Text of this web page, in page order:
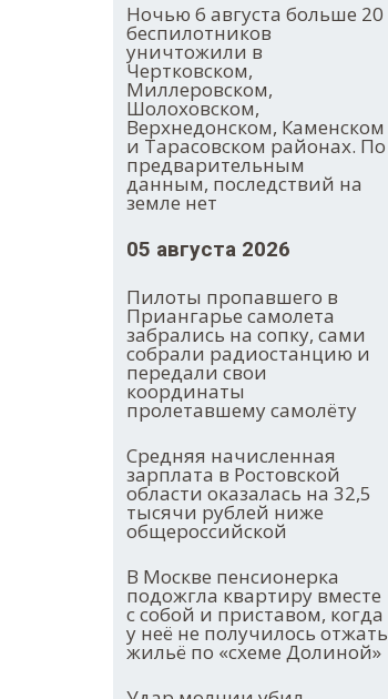
Ночью 6 августа больше 20
беспилотников
уничтожили в
Чертковском,
Миллеровском,
Шолоховском,
Верхнедонском, Каменском
и Тарасовском районах. По
предварительным
данным, последствий на
земле нет
05 августа 2026
Пилоты пропавшего в
Приангарье самолета
забрались на сопку, сами
собрали радиостанцию и
передали свои
координаты
пролетавшему самолёту
Средняя начисленная
зарплата в Ростовской
области оказалась на 32,5
тысячи рублей ниже
общероссийской
В Москве пенсионерка
подожгла квартиру вместе
с собой и приставом, когда
у неё не получилось отжать
жильё по «схеме Долиной»